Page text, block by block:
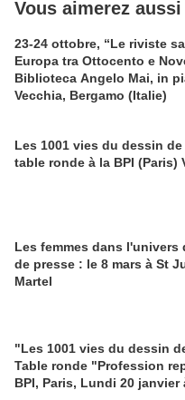
Vous aimerez aussi
23-24 ottobre, “Le riviste
Europa tra Ottocento e
Biblioteca Angelo Mai, in
Vecchia, Bergamo (Italie)
Les 1001 vies du dessin
table ronde à la BPI (Paris)
Les femmes dans l'univers
de presse : le 8 mars à St
Martel
"Les 1001 vies du dessin
Table ronde "Profession
BPI, Paris, Lundi 20 janvier